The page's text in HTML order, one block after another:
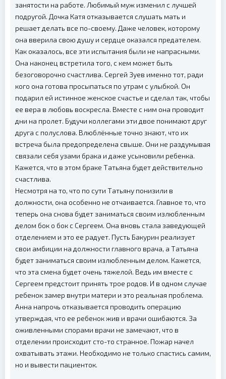
занятости на работе. Любимый муж изменил с лучшей
подругой. Дочка Катя отказывается слушать мать и
решает делать все по-своему. Даже человек, которому
она вверила свою душу и сердце оказался предателем.
Как оказалось, все эти испытания были не напрасными.
Она наконец встретила того, с кем может быть
безоговорочно счастлива. Сергей Зуев именно тот, ради
кого она готова просыпаться по утрам с улыбкой. Он
подарил ей истинное женское счастье и сделал так, чтобы
ее вера в любовь воскресла. Вместе с ним она проводит
дни на пролет. Будучи коллегами эти двое понимают друг
друга с полуслова. Влюблённые точно знают, что их
встреча была предопределена свыше. Они не раздумывая
связали себя узами брака и даже усыновили ребенка.
Кажется, что в этом браке Татьяна будет действительно
счастлива.
Несмотря на то, что по сути Татьяну понизили в
должности, она особенно не отчаивается. Главное то, что
теперь она снова будет заниматься своим излюбленным
делом бок о бок с Сергеем. Она вновь стала заведующей
отделением и это ее радует. Пусть Бакурин реализует
свои амбиции на должности главного врача, а Татьяна
будет заниматься своим излюбленным делом. Кажется,
что эта смена будет очень тяжелой. Ведь им вместе с
Сергеем предстоит принять трое родов. И в одном случае
ребенок замер внутри матери и это реальная проблема.
Анна напрочь отказывается проводить операцию
утверждая, что ее ребенок жив и врачи ошибаются. За
оживленными спорами врачи не замечают, что в
отделении происходит сто-то странное. Пожар начел
охватывать этажи. Необходимо не только спастись самим,
но и вывести пациенток.